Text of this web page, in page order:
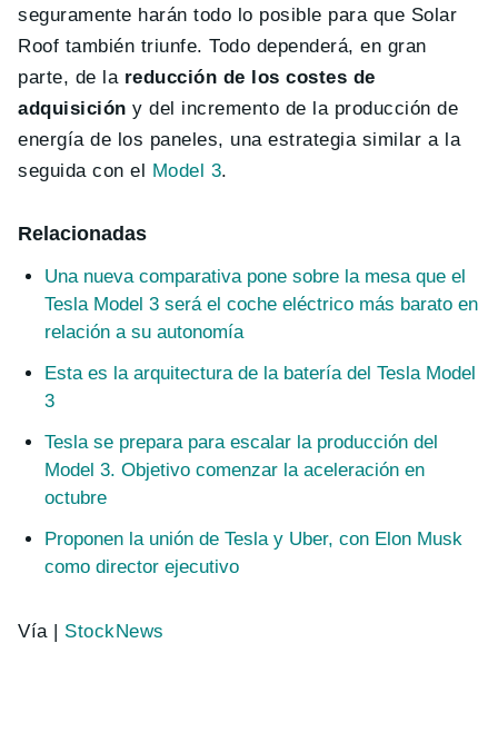
seguramente harán todo lo posible para que Solar
Roof también triunfe. Todo dependerá, en gran
parte, de la reducción de los costes de
adquisición y del incremento de la producción de
energía de los paneles, una estrategia similar a la
seguida con el Model 3.
Relacionadas
Una nueva comparativa pone sobre la mesa que el
Tesla Model 3 será el coche eléctrico más barato en
relación a su autonomía
Esta es la arquitectura de la batería del Tesla Model
3
Tesla se prepara para escalar la producción del
Model 3. Objetivo comenzar la aceleración en
octubre
Proponen la unión de Tesla y Uber, con Elon Musk
como director ejecutivo
Vía | StockNews